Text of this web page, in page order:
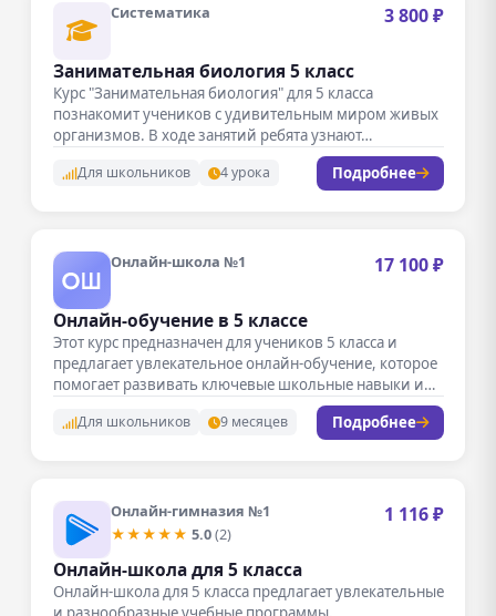
Систематика 3 800 ₽
Занимательная биология 5 класс
Курс "Занимательная биология" для 5 класса
познакомит учеников с удивительным миром живых
организмов. В ходе занятий ребята узнают…
Для школьников 4 урока Подробнее
Онлайн-школа №1 17 100 ₽
Онлайн-обучение в 5 классе
Этот курс предназначен для учеников 5 класса и
предлагает увлекательное онлайн-обучение, которое
помогает развивать ключевые школьные навыки и…
Для школьников 9 месяцев Подробнее
Онлайн-гимназия №1
★★★★★ 5.0(2)
1 116 ₽
Онлайн-школа для 5 класса
Онлайн-школа для 5 класса предлагает увлекательные